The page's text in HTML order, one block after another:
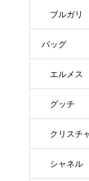
ブルガリ
バッグ
エルメス
グッチ
クリスチ
シャネル